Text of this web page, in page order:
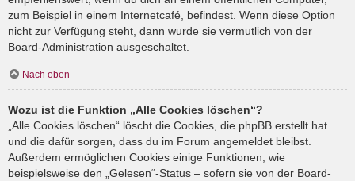
zum Beispiel in einem Internetcafé, befindest. Wenn diese Option
nicht zur Verfügung steht, dann wurde sie vermutlich von der
Board-Administration ausgeschaltet.
Nach oben
Wozu ist die Funktion „Alle Cookies löschen“?
„Alle Cookies löschen“ löscht die Cookies, die phpBB erstellt hat
und die dafür sorgen, dass du im Forum angemeldet bleibst.
Außerdem ermöglichen Cookies einige Funktionen, wie
beispielsweise den „Gelesen“-Status – sofern sie von der Board-